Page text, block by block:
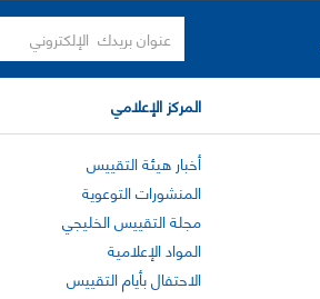
المركز الإعلامي
أخبار هيئة التقييس
المنشورات التوعوية
مجلة التقييس الخليجي
المواد الإعلامية
الاحتفال بأيام التقييس